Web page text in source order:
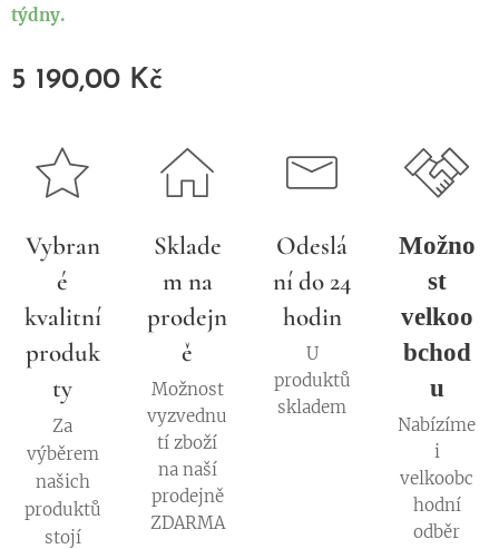
týdny.
5 190,00 Kč
Vybran
é
kvalitní
produk
ty
Za
výběrem
našich
produktů
stojí
Sklade
m na
prodejn
ě
Možnost
vyzvednu
tí zboží
na naší
prodejně
ZDARMA
Odeslá
ní do 24
hodin
U
produktů
skladem
Možno
st
velkoo
bchod
u
Nabízíme
i
velkoobc
hodní
odběr